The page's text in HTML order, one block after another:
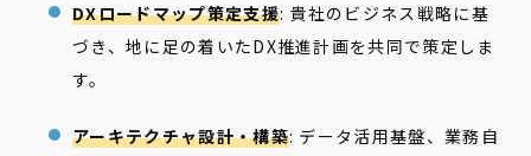
DXロードマップ策定支援: 貴社のビジネス戦略に基
づき、地に足の着いたDX推進計画を共同で策定しま
す。
アーキテクチャ設計・構築: データ活用基盤、業務自